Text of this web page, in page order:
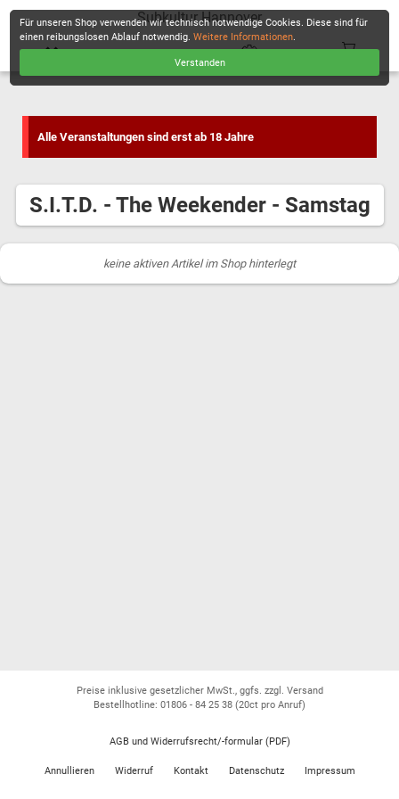
Subkultur Hannover
Alle Veranstaltungen sind erst ab 18 Jahre
S.I.T.D. - The Weekender - Samstag
keine aktiven Artikel im Shop hinterlegt
Für unseren Shop verwenden wir technisch notwendige Cookies. Diese sind für
einen reibungslosen Ablauf notwendig.Weitere Informationen.
Verstanden
Preise inklusive gesetzlicher MwSt., ggfs. zzgl. Versand
Bestellhotline: 01806 - 84 25 38 (20ct pro Anruf)
AGB und Widerrufsrecht/-formular (PDF)
Annullieren Widerruf Kontakt Datenschutz Impressum